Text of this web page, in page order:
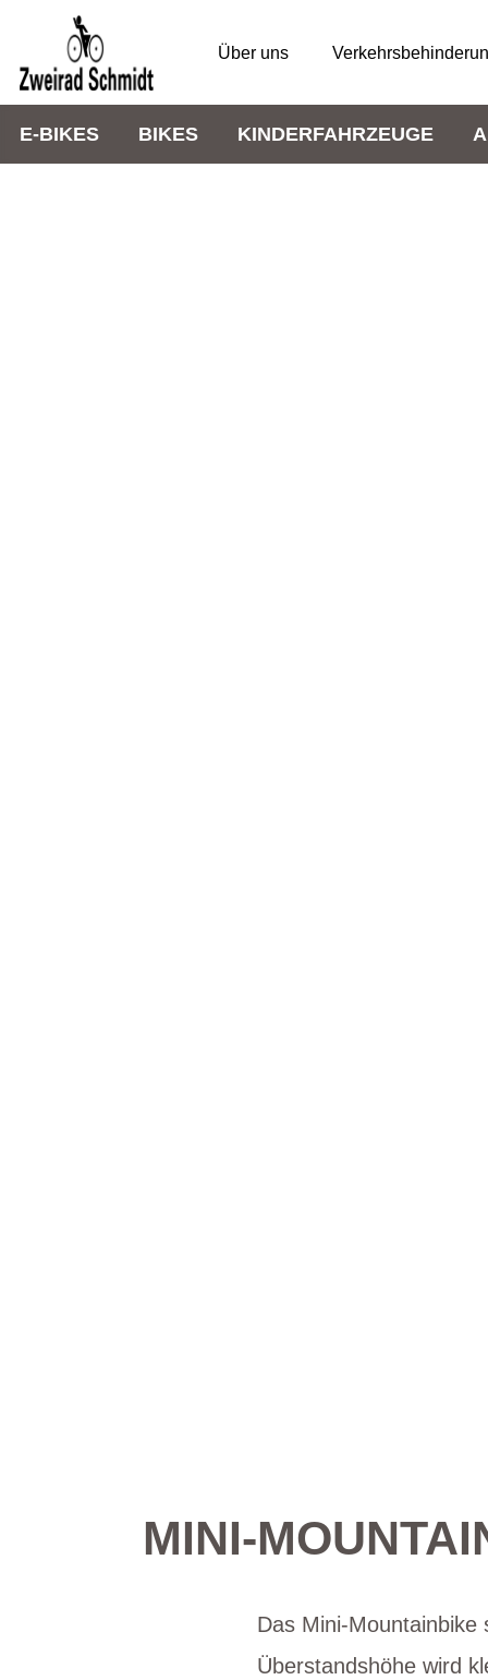
Über uns
E-BIKES BIKES KINDERFAHRZEUGE
MINI-
Das Mini-
Überstandshöhe wird